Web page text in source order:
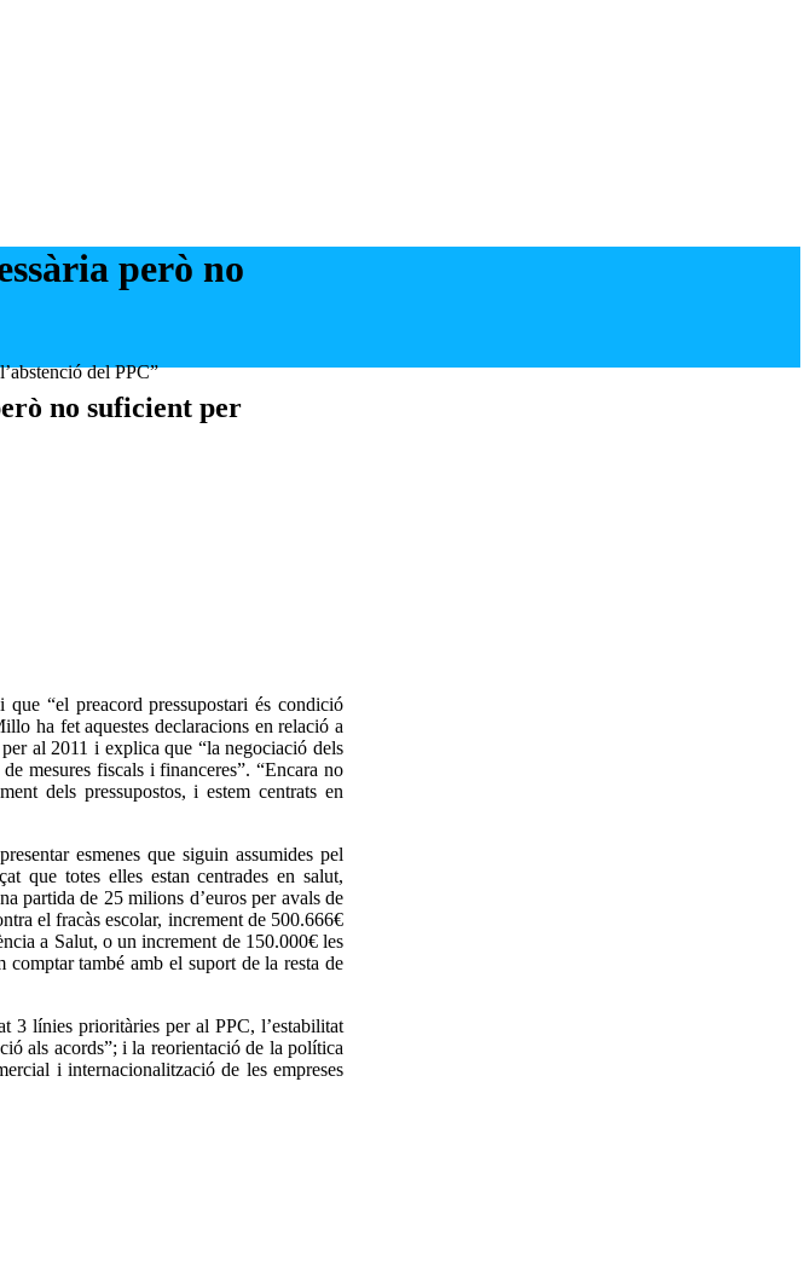
però no
del PPC”
no suficient per
“el preacord pressupostari és condició
ha fet aquestes declaracions en relació a
al 2011 i explica que “la negociació dels
mesures fiscals i financeres”. “Encara no
dels pressupostos, i estem centrats en
esmenes que siguin assumides pel
que totes elles estan centrades en salut,
partida de 25 milions d’euros per avals de
el fracàs escolar, increment de 500.666€
a Salut, o un increment de 150.000€ les
comptar també amb el suport de la resta de
3 línies prioritàries per al PPC, l’estabilitat
als acords”; i la reorientació de la política
i internacionalització de les empreses